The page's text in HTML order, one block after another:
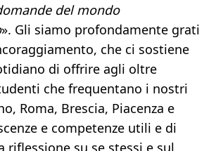
del mondo
». Gli siamo profondamente grati
che ci sostiene
di offrire agli oltre
che frequentano i nostri
Roma, Brescia, Piacenza e
e competenze utili e di
riflessione su se stessi e sul